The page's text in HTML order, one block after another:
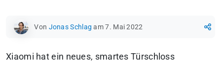
Von Jonas Schlag am 7. Mai 2022
Xiaomi hat ein neues, smartes Türschloss